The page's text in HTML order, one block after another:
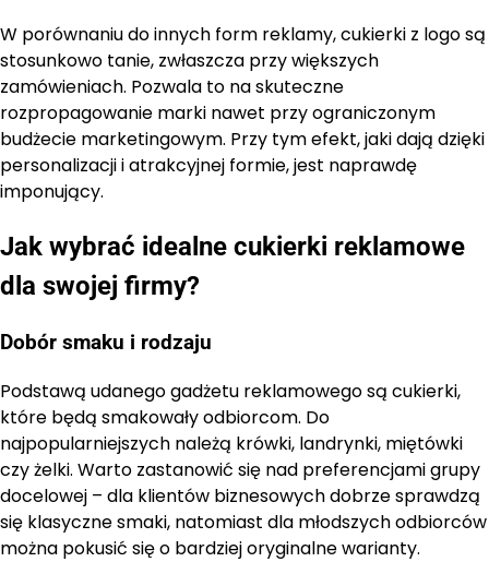
W porównaniu do innych form reklamy, cukierki z logo są
stosunkowo tanie, zwłaszcza przy większych
zamówieniach. Pozwala to na skuteczne
rozpropagowanie marki nawet przy ograniczonym
budżecie marketingowym. Przy tym efekt, jaki dają dzięki
personalizacji i atrakcyjnej formie, jest naprawdę
imponujący.
Jak wybrać idealne cukierki reklamowe
dla swojej firmy?
Dobór smaku i rodzaju
Podstawą udanego gadżetu reklamowego są cukierki,
które będą smakowały odbiorcom. Do
najpopularniejszych należą krówki, landrynki, miętówki
czy żelki. Warto zastanowić się nad preferencjami grupy
docelowej – dla klientów biznesowych dobrze sprawdzą
się klasyczne smaki, natomiast dla młodszych odbiorców
można pokusić się o bardziej oryginalne warianty.